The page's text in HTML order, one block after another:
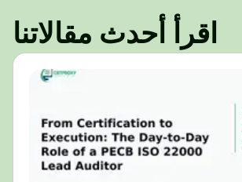
اقرأ أحدث مقالاتنا